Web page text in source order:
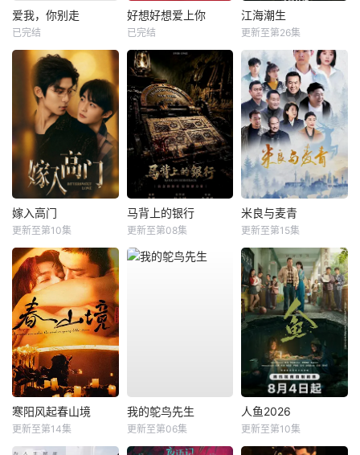
爱我，你别走
已完结
好想好想爱上你
已完结
江海潮生
更新至第26集
嫁入高门
更新至第10集
马背上的银行
更新至第08集
米良与麦青
更新至第15集
寒阳风起春山境
更新至第14集
我的鸵鸟先生
更新至第06集
人鱼2026
更新至第10集